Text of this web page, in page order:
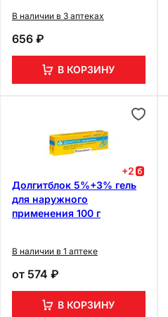
В наличии в 3 аптеках
656 ₽
В КОРЗИНУ
+2
Долгитблок 5%+3% гель
для наружного
применения 100 г
В наличии в 1 аптеке
от 574 ₽
В КОРЗИНУ